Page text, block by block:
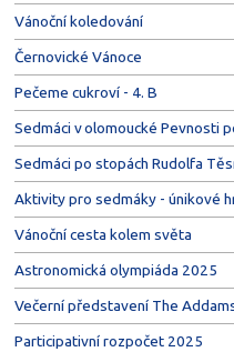
Vánoční koledování
Černovické Vánoce
Pečeme cukroví - 4. B
Sedmáci v olomoucké Pevnosti
Sedmáci po stopách Rudolfa
Aktivity pro sedmáky - únikové
Vánoční cesta kolem světa
Astronomická olympiáda 2025
Večerní představení The
Participativní rozpočet 2025